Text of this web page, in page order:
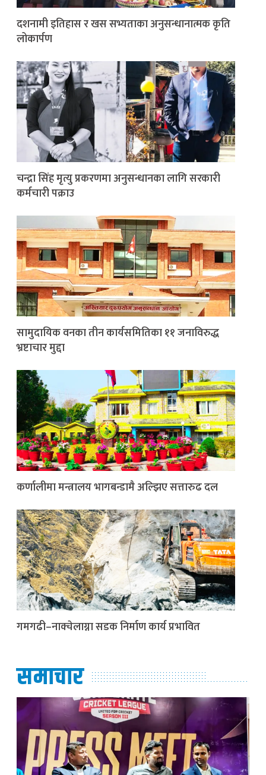
दशनामी इतिहास र खस सभ्यताका अनुसन्धानात्मक कृति
लोकार्पण
चन्द्रा सिंह मृत्यु प्रकरणमा अनुसन्धानका लागि सरकारी
कर्मचारी पक्राउ
सामुदायिक वनका तीन कार्यसमितिका ११ जनाविरुद्ध
भ्रष्टाचार मुद्दा
कर्णालीमा मन्त्रालय भागबन्डामै अल्झिए सत्तारुढ दल
गमगढी–नाक्चेलाग्ना सडक निर्माण कार्य प्रभावित
समाचार